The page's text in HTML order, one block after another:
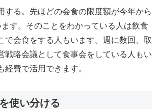
する。先ほどの会食の限度額が今年から
す。そのことをわかっている人は飲食
で会食をする人もいます。週に数回、取
戦略会議として食事会をしている人もい
経費で活用できます。
使い分ける